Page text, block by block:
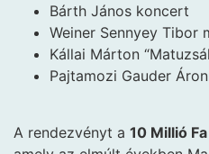
Bárth János koncert
Weiner Sennyey Tibor
Kállai Márton
Pajtamozi Gauder
A rendezvényt a 10 Millió Fa